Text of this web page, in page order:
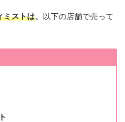
ミストは、
以下の店舗で売って